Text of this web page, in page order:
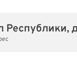
Республики,